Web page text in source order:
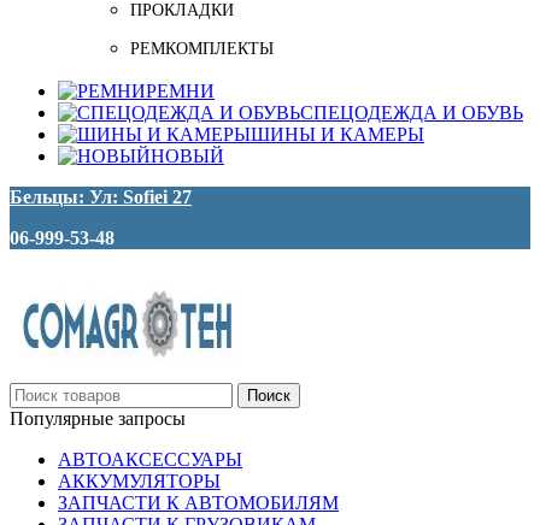
ПРОКЛАДКИ
РЕМКОМПЛЕКТЫ
РЕМНИ
СПЕЦОДЕЖДА И ОБУВЬ
ШИНЫ И КАМЕРЫ
НОВЫЙ
Бельцы: Ул: Sofiei 27
06-999-53-48
Поиск
Популярные запросы
АВТОАКСЕССУАРЫ
АККУМУЛЯТОРЫ
ЗАПЧАСТИ К АВТОМОБИЛЯМ